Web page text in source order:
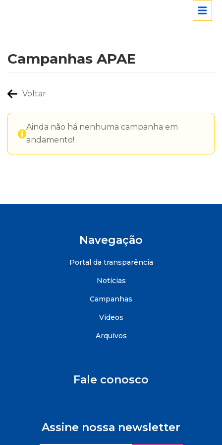
Campanhas APAE
Voltar
Ainda não há nenhuma campanha em
andamento!
Navegação
Portal da transparência
Notícias
Campanhas
Videos
Arquivos
Fale conosco
Assine nossa newsletter